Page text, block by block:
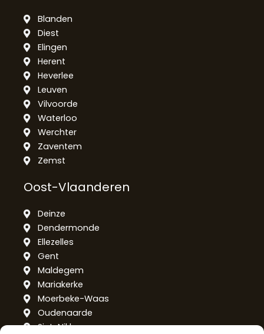
Blanden
Diest
Elingen
Herent
Heverlee
Leuven
Vilvoorde
Waterloo
Werchter
Zaventem
Zemst
Oost-Vlaanderen
Deinze
Dendermonde
Ellezelles
Gent
Maldegem
Mariakerke
Moerbeke-Waas
Oudenaarde
Sint-Niklaas